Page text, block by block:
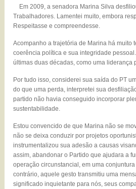
Em 2009, a senadora Marina Silva
Trabalhadores. Lamentei muito, embora
Respeitasse e compreendesse.
Acompanho a trajetória de Marina há muito
coerência política e sua integridade
últimas duas décadas, como uma liderança
Por tudo isso, considerei sua saída do PT
do que uma perda, interpretei sua
partido não havia conseguido incorporar
sustentabilidade.
Estou convencido de que Marina não se
não se deixa conduzir por projetos
instrumentalizou sua adesão a causas
assim, abandonar o Partido que ajudara a
operação circunstancial, em uma
contrário, aquele gesto transmitiu uma
significado inquietante para nós, seus